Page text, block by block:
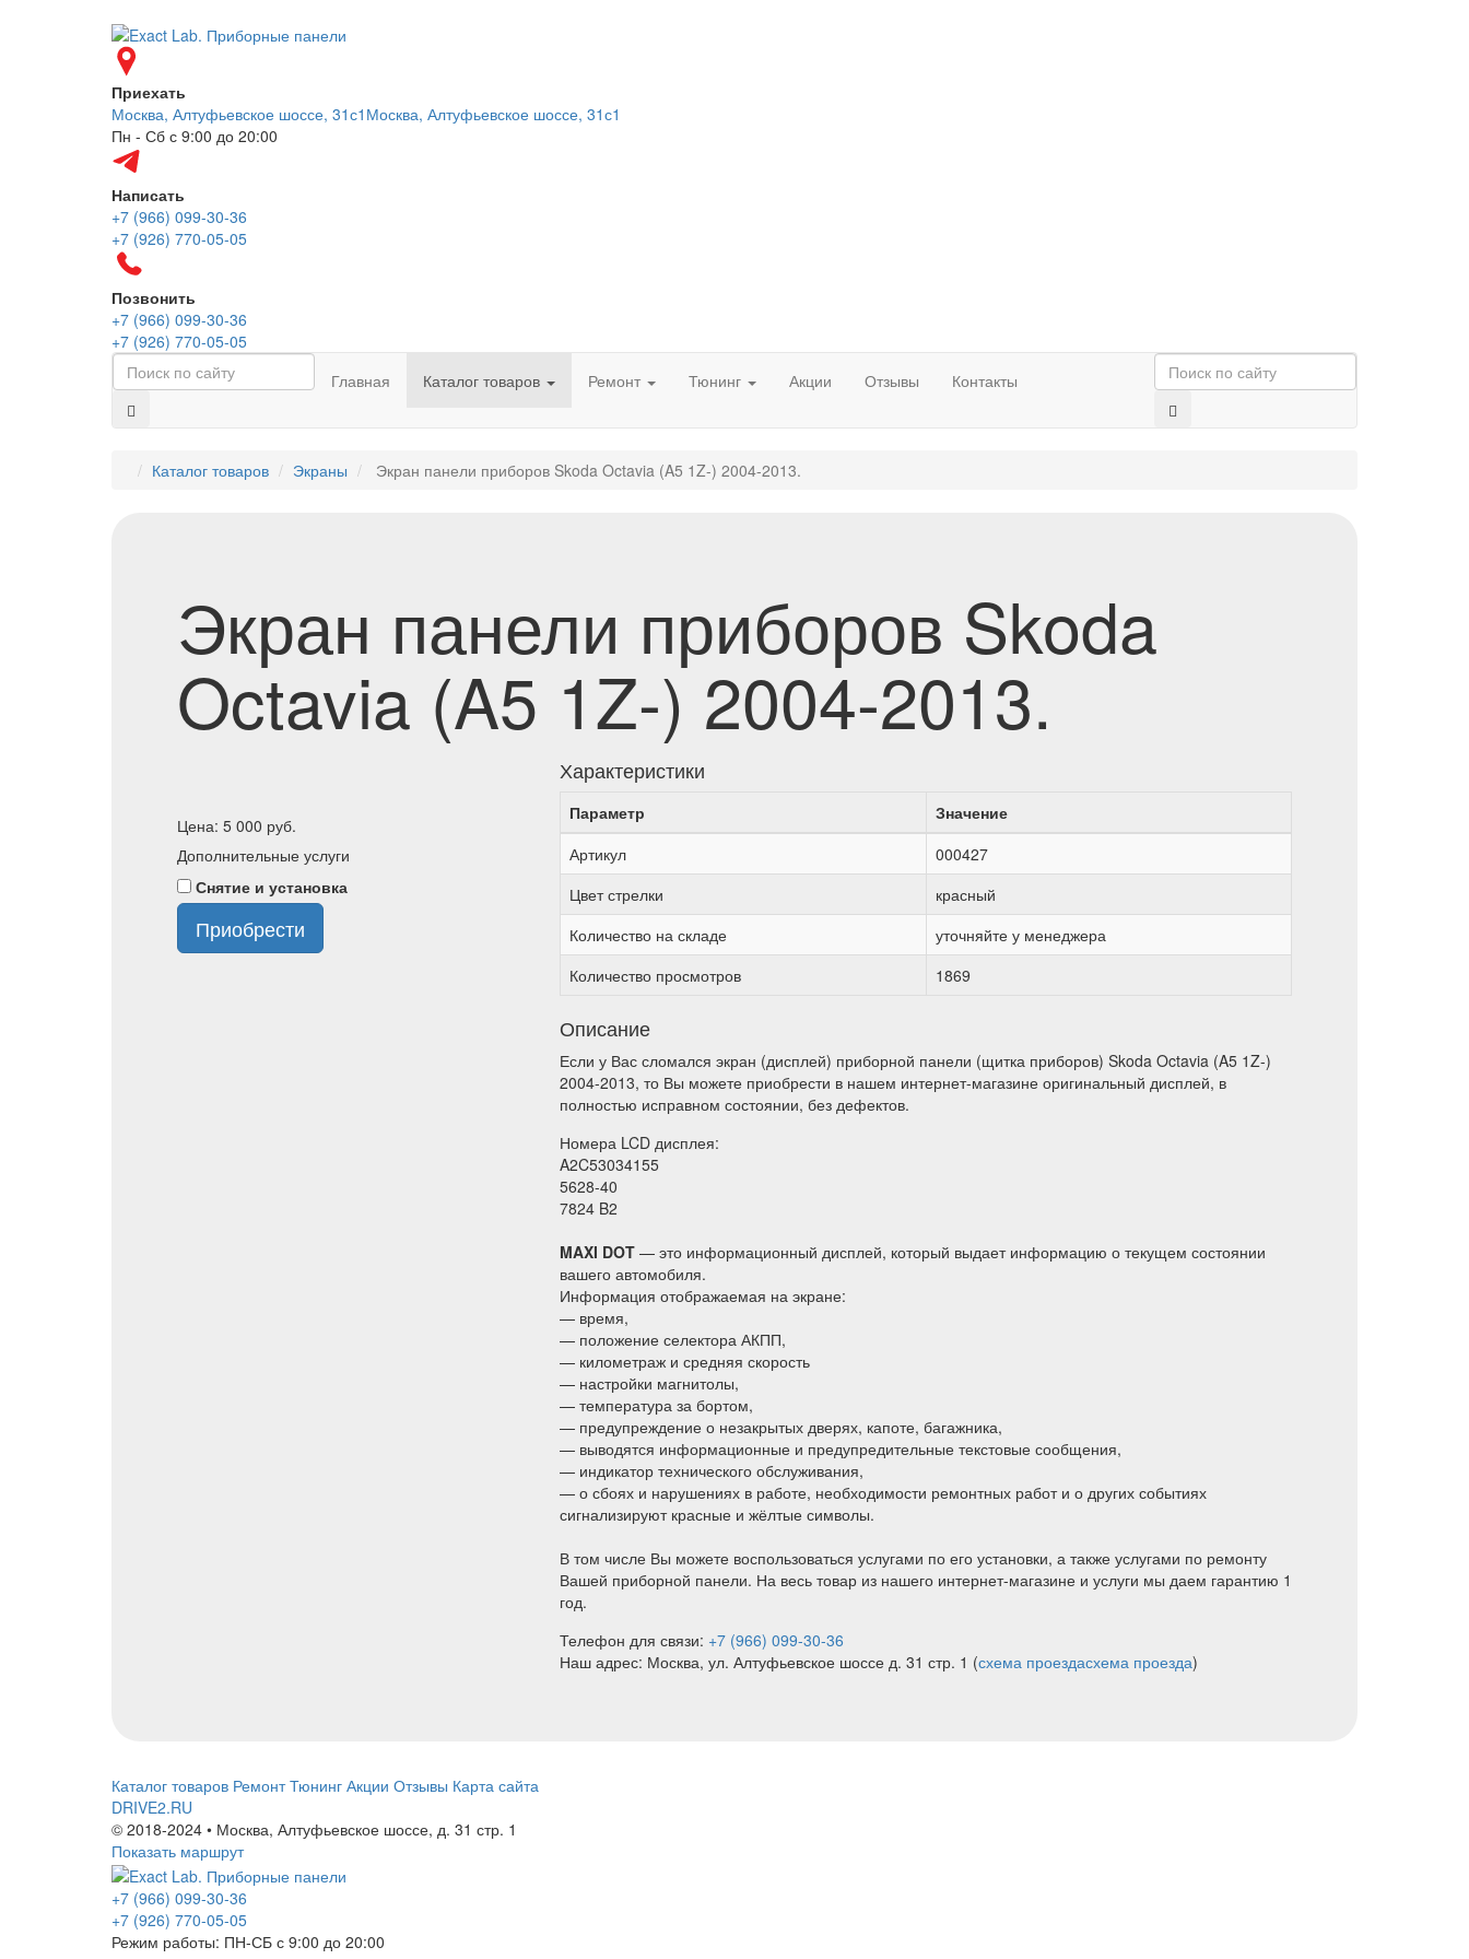
Приехать
Москва, Алтуфьевское шоссе, 31с1 Москва, Алтуфьевское шоссе, 31с1
Пн - Сб с 9:00 до 20:00
Написать
+7 (966) 099-30-36
+7 (926) 770-05-05
Позвонить
+7 (966) 099-30-36
+7 (926) 770-05-05
Главная
Каталог товаров Ремонт Тюнинг Акции Отзывы Контакты
Каталог товаров Экраны Экран панели приборов Skoda Octavia (A5 1Z-) 2004-2013.
Экран панели приборов Skoda
Octavia (A5 1Z-) 2004-2013.
Цена: 5 000 руб.
Дополнительные услуги
Снятие и установка
Приобрести
Характеристики
Параметр
Значение
Артикул
000427
Цвет стрелки
красный
Количество на складе
уточняйте у менеджера
Количество просмотров
1869
Описание
Если у Вас сломался экран (дисплей) приборной панели (щитка приборов) Skoda Octavia (A5 1Z-)
2004-2013, то Вы можете приобрести в нашем интернет-магазине оригинальный дисплей, в
полностью исправном состоянии, без дефектов.
Номера LCD дисплея:
A2C53034155
5628-40
7824 B2
MAXI DOT — это информационный дисплей, который выдает информацию о текущем состоянии
вашего автомобиля.
Информация отображаемая на экране:
— время,
— положение селектора АКПП,
— километраж и средняя скорость
— настройки магнитолы,
— температура за бортом,
— предупреждение о незакрытых дверях, капоте, багажника,
— выводятся информационные и предупредительные текстовые сообщения,
— индикатор технического обслуживания,
— о сбоях и нарушениях в работе, необходимости ремонтных работ и о других событиях
сигнализируют красные и жёлтые символы.
В том числе Вы можете воспользоваться услугами по его установки, а также услугами по ремонту
Вашей приборной панели. На весь товар из нашего интернет-магазине и услуги мы даем гарантию 1
год.
Телефон для связи: +7 (966) 099-30-36
Наш адрес: Москва, ул. Алтуфьевское шоссе д. 31 стр. 1 (схема проездасхема проезда)
Каталог товаров Ремонт Тюнинг Акции Отзывы Карта сайта
DRIVE2.RU
© 2018-2024 • Москва, Алтуфьевское шоссе, д. 31 стр. 1
Показать маршрут
+7 (966) 099-30-36
+7 (926) 770-05-05
Режим работы: ПН-СБ с 9:00 до 20:00